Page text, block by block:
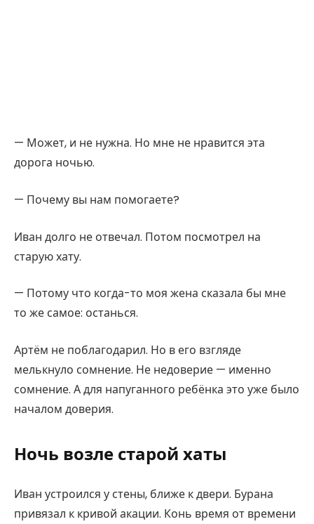
— Может, и не нужна. Но мне не нравится эта
дорога ночью.
— Почему вы нам помогаете?
Иван долго не отвечал. Потом посмотрел на
старую хату.
— Потому что когда-то моя жена сказала бы мне
то же самое: останься.
Артём не поблагодарил. Но в его взгляде
мелькнуло сомнение. Не недоверие — именно
сомнение. А для напуганного ребёнка это уже было
началом доверия.
Ночь возле старой хаты
Иван устроился у стены, ближе к двери. Бурана
привязал к кривой акации. Конь время от времени